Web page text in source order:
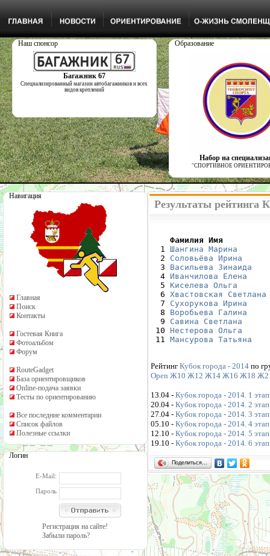
Наш спонсор
Багажник 67
Специализированный магазин автобагажников и всех
видов креплений
Образование
Набор на
"СПОРТИВНОЕ
Навигация
Главная
Поиск
Контакты
Гостевая Книга
Фотоальбом
Форум
RouteGadget
База ориентировщиков
Online-подача заявки
Тесты по ориентированию
Все последние комментарии
Список файлов
Полезные ссылки
Логин
E-Mail:
Пароль
Регистрация на сайте!
Забыли пароль?
Результаты рейтинга
Фамилия
1 Шангина Марина
  2
Соловьёва Ирина
  3
Васильева Зинаида
  4
Иванчилова Елена
  5
Киселева Ольга
  6
Хвастовская Светлана
  7
Сухорукова Ирина
  8
Воробьева Галина
  9
Савина Светлана
10 Нестерова Ольга
11 Мансурова Татьяна
Рейтинг Кубок города - 2014 по
Open Ж10 Ж12 Ж14 Ж16 Ж18
13.04 - Кубок города - 2014. 1 этап
20.04 - Кубок города - 2014. 2 этап
27.04 - Кубок города - 2014. 3 этап
05.10 - Кубок города - 2014. 4 этап
12.10 - Кубок города - 2014. 5 этап
19.10 - Кубок города - 2014. 6 этап
Поделиться…